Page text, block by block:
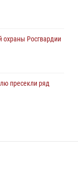
охраны Росгвардии
пресекли ряд
в краже